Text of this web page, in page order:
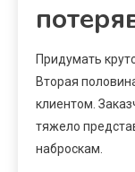
Придумать
Вторая
клиентом.
тяжело
наброскам.